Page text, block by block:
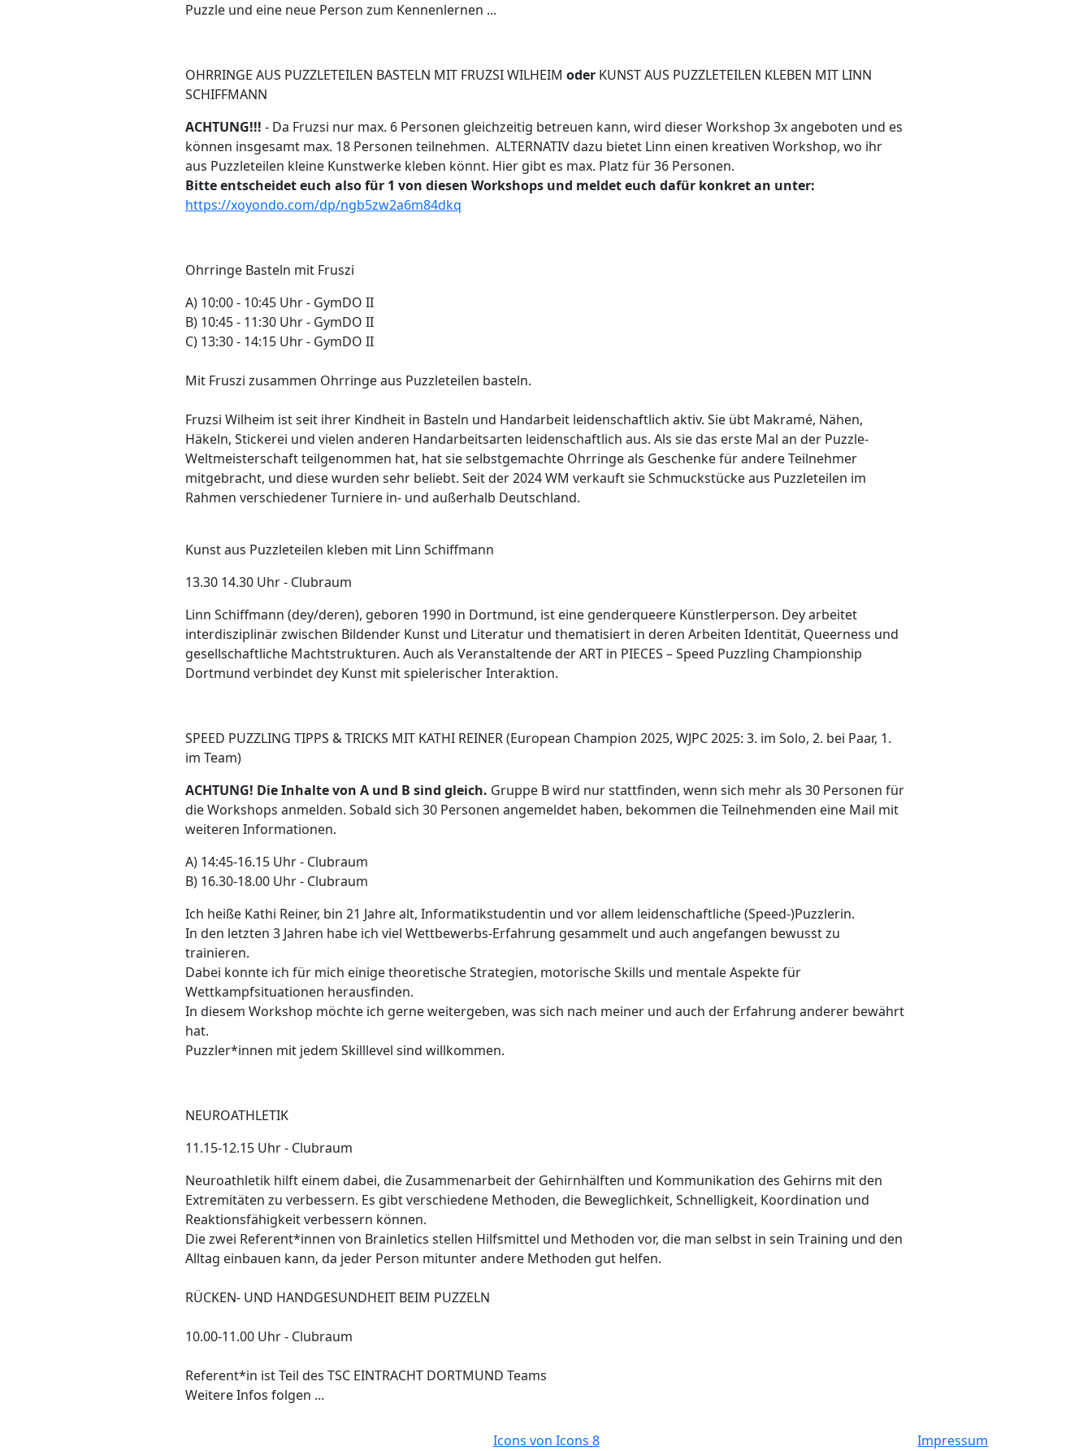
Puzzle und eine neue Person zum Kennenlernen ...
OHRRINGE AUS PUZZLETEILEN BASTELN MIT FRUZSI WILHEIM oder KUNST AUS PUZZLETEILEN KLEBEN MIT LINN
SCHIFFMANN
ACHTUNG!!! - Da Fruzsi nur max. 6 Personen gleichzeitig betreuen kann, wird dieser Workshop 3x angeboten und es
können insgesamt max. 18 Personen teilnehmen. ALTERNATIV dazu bietet Linn einen kreativen Workshop, wo ihr
aus Puzzleteilen kleine Kunstwerke kleben könnt. Hier gibt es max. Platz für 36 Personen.
Bitte entscheidet euch also für 1 von diesen Workshops und meldet euch dafür konkret an unter:
https://xoyondo.com/dp/ngb5zw2a6m84dkq
Ohrringe Basteln mit Fruszi
A) 10:00 - 10:45 Uhr - GymDO II
B) 10:45 - 11:30 Uhr - GymDO II
C) 13:30 - 14:15 Uhr - GymDO II
Mit Fruszi zusammen Ohrringe aus Puzzleteilen basteln.
Fruzsi Wilheim ist seit ihrer Kindheit in Basteln und Handarbeit leidenschaftlich aktiv. Sie übt Makramé, Nähen,
Häkeln, Stickerei und vielen anderen Handarbeitsarten leidenschaftlich aus. Als sie das erste Mal an der Puzzle-
Weltmeisterschaft teilgenommen hat, hat sie selbstgemachte Ohrringe als Geschenke für andere Teilnehmer
mitgebracht, und diese wurden sehr beliebt. Seit der 2024 WM verkauft sie Schmuckstücke aus Puzzleteilen im
Rahmen verschiedener Turniere in- und außerhalb Deutschland.
Kunst aus Puzzleteilen kleben mit Linn Schiffmann
13.30 14.30 Uhr - Clubraum
Linn Schiffmann (dey/deren), geboren 1990 in Dortmund, ist eine genderqueere Künstlerperson. Dey arbeitet
interdisziplinär zwischen Bildender Kunst und Literatur und thematisiert in deren Arbeiten Identität, Queerness und
gesellschaftliche Machtstrukturen. Auch als Veranstaltende der ART in PIECES – Speed Puzzling Championship
Dortmund verbindet dey Kunst mit spielerischer Interaktion.
SPEED PUZZLING TIPPS & TRICKS MIT KATHI REINER (European Champion 2025, WJPC 2025: 3. im Solo, 2. bei Paar, 1.
im Team)
ACHTUNG! Die Inhalte von A und B sind gleich. Gruppe B wird nur stattfinden, wenn sich mehr als 30 Personen für
die Workshops anmelden. Sobald sich 30 Personen angemeldet haben, bekommen die Teilnehmenden eine Mail mit
weiteren Informationen.
A) 14:45-16.15 Uhr - Clubraum
B) 16.30-18.00 Uhr - Clubraum
Ich heiße Kathi Reiner, bin 21 Jahre alt, Informatikstudentin und vor allem leidenschaftliche (Speed-)Puzzlerin.
In den letzten 3 Jahren habe ich viel Wettbewerbs-Erfahrung gesammelt und auch angefangen bewusst zu
trainieren.
Dabei konnte ich für mich einige theoretische Strategien, motorische Skills und mentale Aspekte für
Wettkampfsituationen herausfinden.
In diesem Workshop möchte ich gerne weitergeben, was sich nach meiner und auch der Erfahrung anderer bewährt
hat.
Puzzler*innen mit jedem Skilllevel sind willkommen.
NEUROATHLETIK
11.15-12.15 Uhr - Clubraum
Neuroathletik hilft einem dabei, die Zusammenarbeit der Gehirnhälften und Kommunikation des Gehirns mit den
Extremitäten zu verbessern. Es gibt verschiedene Methoden, die Beweglichkeit, Schnelligkeit, Koordination und
Reaktionsfähigkeit verbessern können.
Die zwei Referent*innen von Brainletics stellen Hilfsmittel und Methoden vor, die man selbst in sein Training und den
Alltag einbauen kann, da jeder Person mitunter andere Methoden gut helfen.
RÜCKEN- UND HANDGESUNDHEIT BEIM PUZZELN
10.00-11.00 Uhr - Clubraum
Referent*in ist Teil des TSC EINTRACHT DORTMUND Teams
Weitere Infos folgen ...
Icons von Icons 8 Impressum